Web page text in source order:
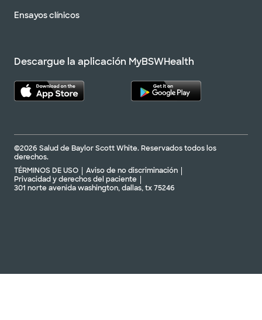
Ensayos clínicos
Descargue la aplicación MyBSWHealth
©2026 Salud de Baylor Scott White. Reservados todos los
derechos.
TÉRMINOS DE USO
Aviso de no discriminación
Privacidad y derechos del paciente
301 norte avenida washington, dallas, tx 75246